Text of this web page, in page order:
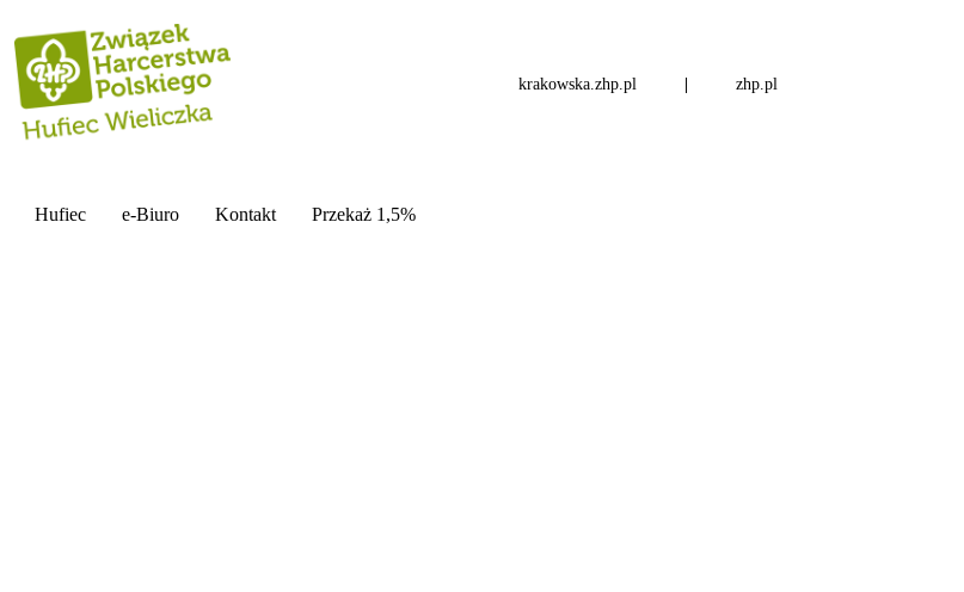
krakowska.zhp.pl zhp.pl
Hufiec e-Biuro Kontakt Przekaż 1,5%